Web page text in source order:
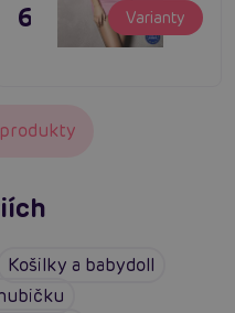
695 Kč Varianty
Košilky a babydoll